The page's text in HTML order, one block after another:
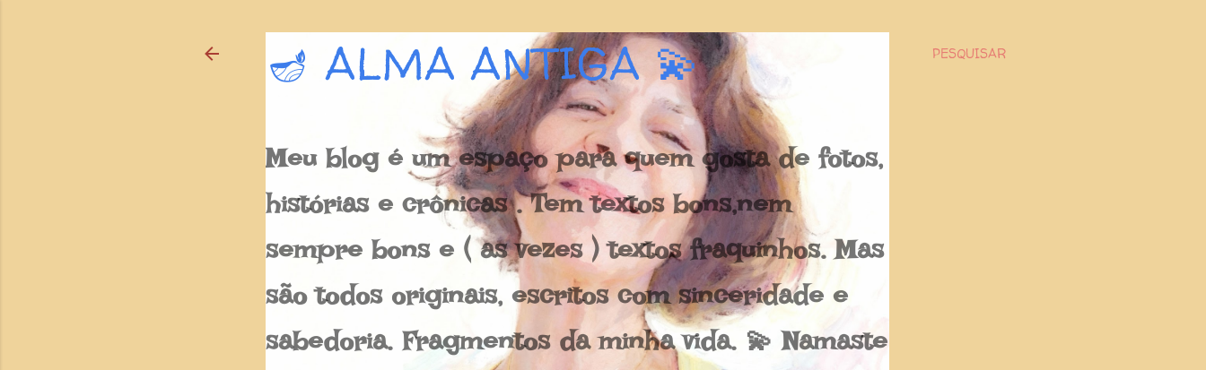
PESQUISAR
🪔 ALMA ANTIGA 💫
Meu blog é um espaço para quem gosta de fotos,
histórias e crônicas . Tem textos bons,nem
sempre bons e ( as vezes ) textos fraquinhos. Mas
são todos originais, escritos com sinceridade e
sabedoria. Fragmentos da minha vida. 💫 Namaste